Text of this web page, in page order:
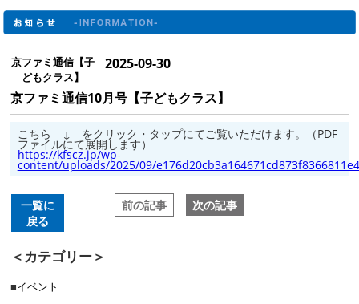
京ファミ通信【子
どもクラス】
2025-09-30
京ファミ通信10月号【子どもクラス】
こちら ↓ をクリック・タップにてご覧いただけます。（PDF
ファイルにて展開します）
https://kfscz.jp/wp-
content/uploads/2025/09/
一覧に
戻る
前の記事 次の記事
＜カテゴリー＞
■イベント